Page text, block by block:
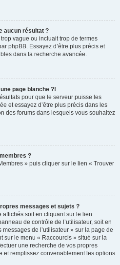
aucun résultat ?
vague ou incluait trop de termes
phpBB. Essayez d’être plus précis et
dans la recherche avancée.
page blanche ?!
pour que le serveur puisse les
et essayez d’être plus précis dans les
des forums dans lesquels vous souhaitez
?
» puis cliquer sur le lien « Trouver
messages et sujets ?
affichés soit en cliquant sur le lien
de contrôle de l’utilisateur, soit en
de l’utilisateur » sur la page de
sur le menu « Raccourcis » situé sur la
une recherche de vos propres
et remplissez convenablement les options